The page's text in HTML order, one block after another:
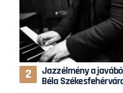
Jazzélmény a
Béla